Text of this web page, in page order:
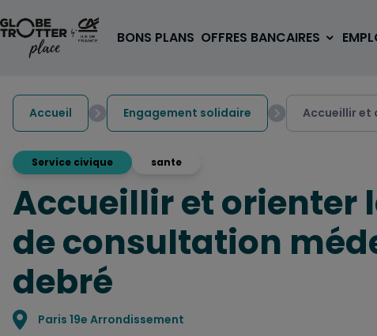
BONS PLANS OFFRES BANCAIRES
A PARTIR DE 3€
1 carte, 0 frais à l'étranger
pour les 18/30 ans
Accueil Engagement solidaire Accueillir et
Service civique sante
Accueillir et orienter
de consultation
debré
Localisation
Paris 19e Arrondissement